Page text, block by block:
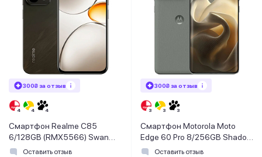
300₴ за отзыв
Смартфон Realme C85
6/128GB (RMX5566) Swan
BlackОставить отзыв
300₴ за отзыв
Смартфон Motorola Moto
Edge 60 Pro 8/256GB Shadow
(PB7X0088RS)
Оставить отзыв